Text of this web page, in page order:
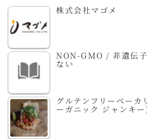
株式会社マゴメ
NON-GMO / 非遺伝
ない
グルテンフリーベー
ーガニック ジャンキ